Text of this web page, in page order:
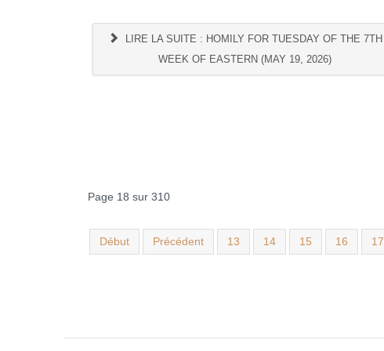
LIRE LA SUITE : HOMILY FOR TUESDAY OF THE 7TH
WEEK OF EASTERN (MAY 19, 2026)
Page 18 sur 310
Début Précédent 13 14 15 16 17